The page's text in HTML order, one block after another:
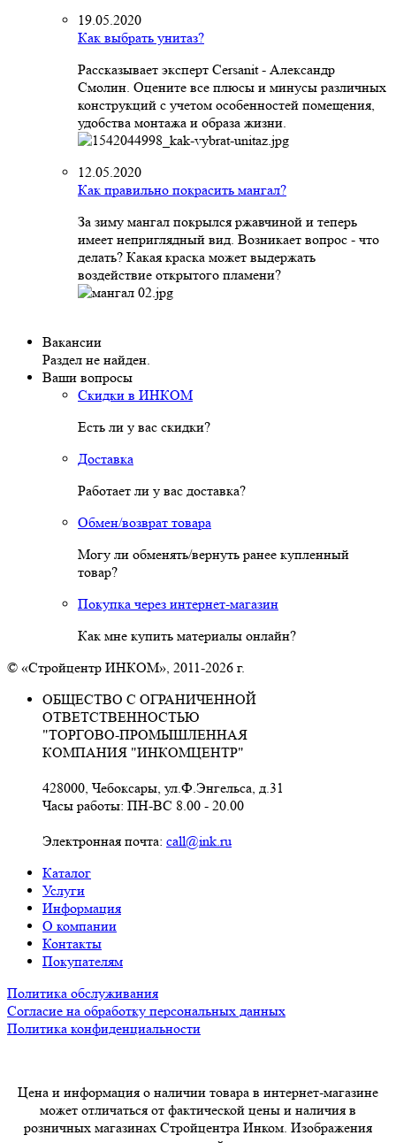
19.05.2020
Как выбрать унитаз?
Рассказывает эксперт Cersanit - Александр
Смолин. Оцените все плюсы и минусы различных
конструкций с учетом особенностей помещения,
удобства монтажа и образа жизни.
12.05.2020
Как правильно покрасить мангал?
За зиму мангал покрылся ржавчиной и теперь
имеет неприглядный вид. Возникает вопрос - что
делать? Какая краска может выдержать
воздействие открытого пламени?
Вакансии
Раздел не найден.
Ваши вопросы
Скидки в ИНКОМ
Есть ли у вас скидки?
Доставка
Работает ли у вас доставка?
Обмен/возврат товара
Могу ли обменять/вернуть ранее купленный
товар?
Покупка через интернет-магазин
Как мне купить материалы онлайн?
© «Стройцентр ИНКОМ», 2011-2026 г.
ОБЩЕСТВО С ОГРАНИЧЕННОЙ
ОТВЕТСТВЕННОСТЬЮ
"ТОРГОВО-ПРОМЫШЛЕННАЯ
КОМПАНИЯ "ИНКОМЦЕНТР"
428000, Чебоксары, ул.Ф.Энгельса, д.31
Часы работы: ПН-ВС 8.00 - 20.00
Электронная почта: call@ink.ru
Каталог
Услуги
Информация
О компании
Контакты
Покупателям
Политика обслуживания
Согласие на обработку персональных данных
Политика конфиденциальности
Цена и информация о наличии товара в интернет-магазине
может отличаться от фактической цены и наличия в
розничных магазинах Стройцентра Инком. Изображения